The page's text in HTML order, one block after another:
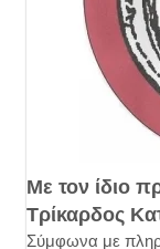
Με τον ίδιο
Τρίκαρδος
Σύμφωνα με